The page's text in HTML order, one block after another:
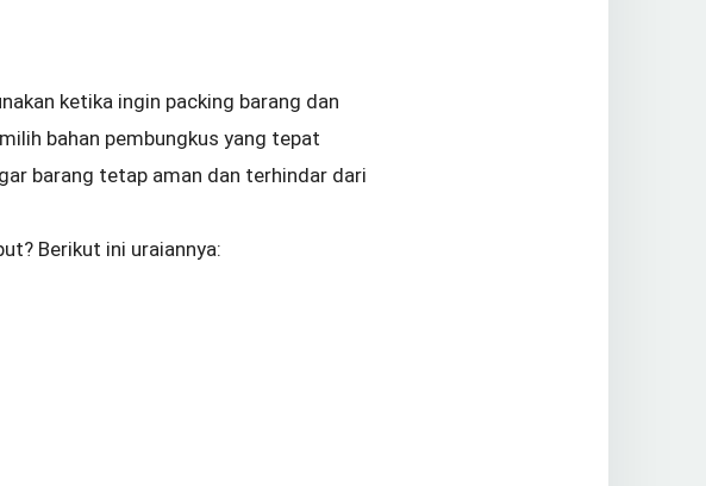
ketika ingin packing barang dan
bahan pembungkus yang tepat
barang tetap aman dan terhindar dari
Berikut ini uraiannya: